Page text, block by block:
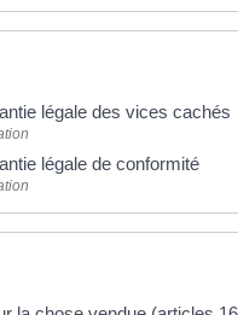
légale des vices cachés
légale de conformité